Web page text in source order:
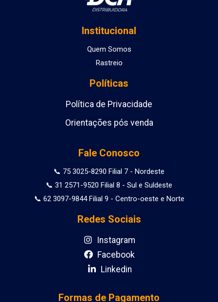
Institucional
Quem Somos
Rastreio
Políticas
Política de Privacidade
Orientações pós venda
Fale Conosco
📞 75 3025-8290 Filial 7 - Nordeste
📞 31 2571-9520 Filial 8 - Sul e Suldeste
📞 62 3097-9844 Filial 9 - Centro-oeste e Norte
Redes Sociais
Instagram
Facebook
Linkedin
Formas de Pagamento